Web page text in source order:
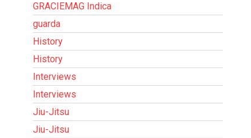
GRACIEMAG Indica
guarda
History
History
Interviews
Interviews
Jiu-Jitsu
Jiu-Jitsu